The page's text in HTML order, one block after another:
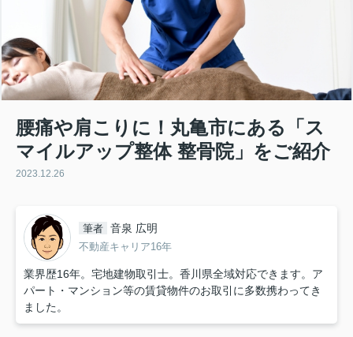
腰痛や肩こりに！丸亀市にある「ス
マイルアップ整体 整骨院」をご紹介
2023.12.26
筆者 音泉 広明
不動産キャリア16年
業界歴16年。宅地建物取引士。香川県全域対応できます。ア
パート・マンション等の賃貸物件のお取引に多数携わってき
ました。